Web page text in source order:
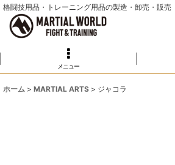
格闘技用品・トレーニング用品の製造・卸売・販売
メニュー
ホーム > MARTIAL ARTS > ジャコラ